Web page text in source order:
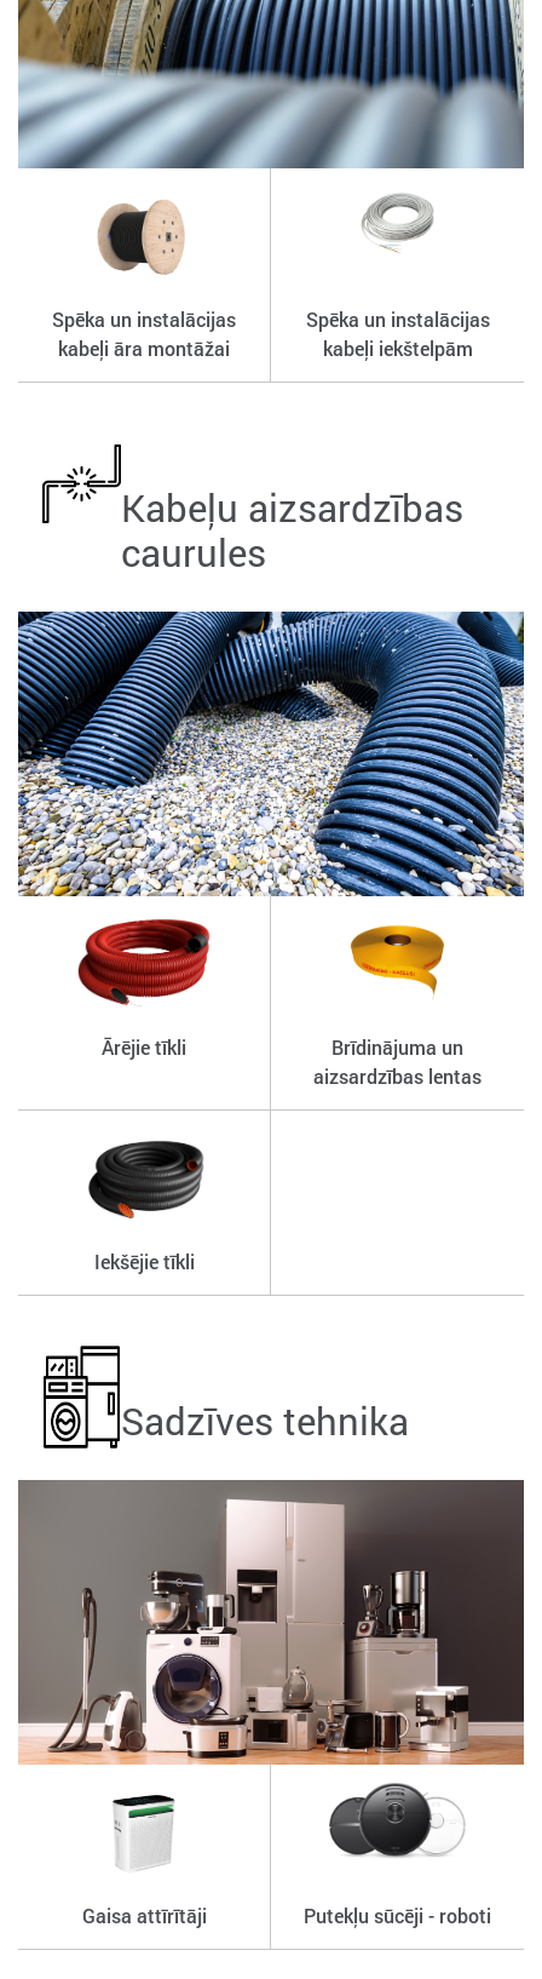
Spēka un instalācijas
kabeļi āra montāžai
Spēka un instalācijas
kabeļi iekštelpām
Kabeļu aizsardzības
caurules
Ārējie tīkli
Brīdinājuma un
aizsardzības lentas
Iekšējie tīkli
Sadzīves tehnika
Gaisa attīrītāji Putekļu sūcēji - roboti